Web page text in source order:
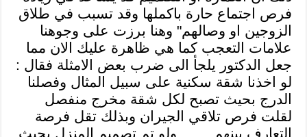
فرص اجتماع حارة باكملها وقد تسبب في طلاق
الزوجين او وصالهم" وهنا برزت على وجوهنا
علامات التعجب كما هي ظاهرة عليك الان مما
جعل الدكتور يلجأ الى ضرب بعض الامثلة فقال :
لو اخذنا شقة سكنية على سبيل المثال وفصلنا
الدرج بحيث تصبح لكل شقة مخرج منفصل
لقلت فرص تلاقي الجيران وبذلك تقل فرصة
التعارف بينهم …… ولو تم تصميم المنزل بحيث